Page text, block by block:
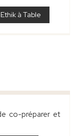
à Table
co-préparer et